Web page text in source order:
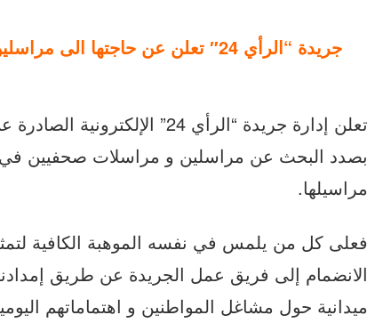
جريدة “الرأي 24″ تعلن عن حاجتها الى مراسلين من مختلف مناطق المغرب وخارجه
بصدد البحث عن مراسلين و مراسلات صحفيين
مراسيلها.
فعلى كل من يلمس في نفسه الموهبة الكافية
الانضمام إلى فريق عمل الجريدة عن طريق إمدادنا
ميدانية حول مشاغل المواطنين و اهتماماتهم